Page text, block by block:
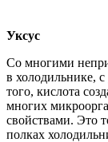
Уксус
Со многими
в холодильнике,
того, кислота
многих
свойствами. Это
полках